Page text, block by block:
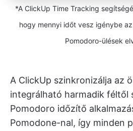
*A ClickUp Time Tracking
hogy mennyi időt vesz igénybe
Pomodoro-ülések
A ClickUp szinkronizálja az
integrálható harmadik féltől
Pomodoro időzítő
Pomodone-nal, így minden